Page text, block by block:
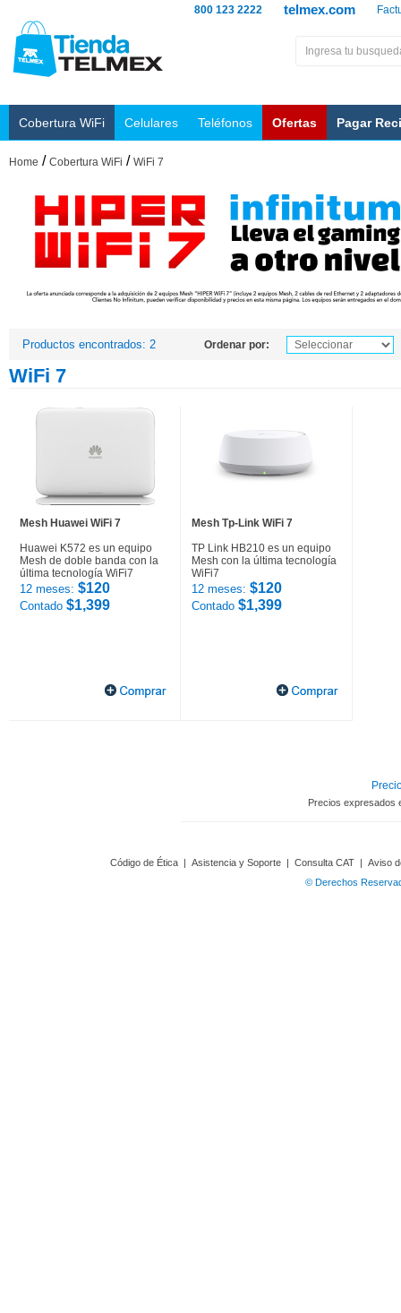
telmex.com
800 123 2222
Cobertura WiFi Celulares Teléfonos Ofertas Pagar
Home / Cobertura WiFi / WiFi 7
Productos encontrados: 2 Ordenar por:
WiFi 7
Mesh Huawei WiFi 7
Huawei K572 es un equipo
Mesh de doble banda con la
última tecnología WiFi7
12 meses: $120
Contado $1,399
Mesh Tp-Link WiFi 7
TP Link HB210 es un equipo
Mesh con la última tecnología
WiFi7
12 meses: $120
Contado $1,399
Precios expresados
Código de Ética | Asistencia y Soporte | Consulta CAT | Aviso
© Derechos